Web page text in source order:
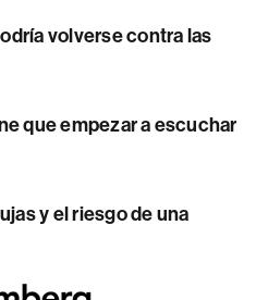
volverse contra las
que empezar a escuchar
y el riesgo de una